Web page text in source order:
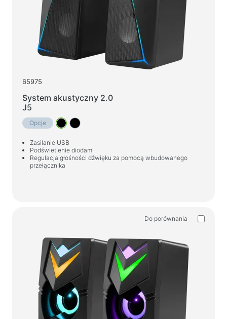
65975
System akustyczny 2.0
J5
Opcje
Zasilanie USB
Podświetlenie diodami
Regulacja głośności dźwięku za pomocą wbudowanego
przełącznika
Do porównania